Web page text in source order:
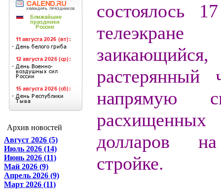
Архив новостей
Август 2026 (5)
Июль 2026 (14)
Июнь 2026 (11)
Май 2026 (9)
Апрель 2026 (9)
Март 2026 (11)
состоялось
растерянный
напрямую
долларов
стройке.